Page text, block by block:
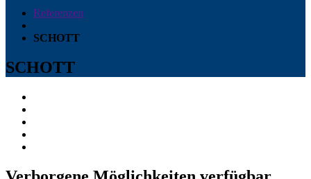
Referenzen
SCHOTT
SCHOTT